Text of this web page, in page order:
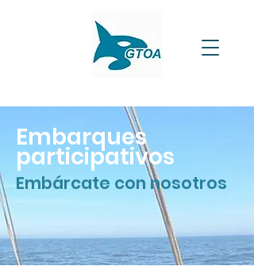
Embarques
participativos
Embárcate con nosotros